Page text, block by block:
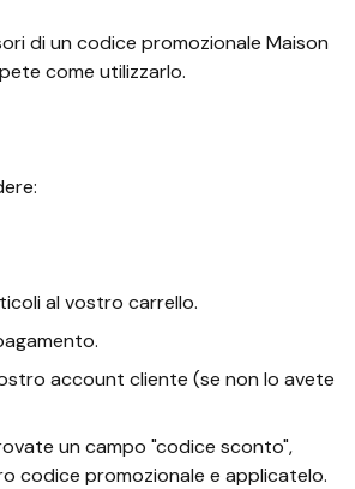
di un codice promozionale Maison
come utilizzarlo.
al vostro carrello.
account cliente (se non lo avete
un campo "codice sconto",
codice promozionale e applicatelo.